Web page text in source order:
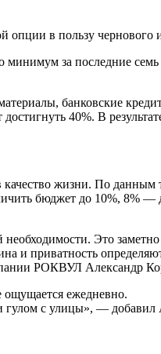
опции в пользу чернового
за последние семь
банковские
40%. В
качество жизни. По
бюджет до 10%, 8%
Это
и приватность
РОКВУЛ Александр
ощущается ежедневно.
гулом с улицы», —